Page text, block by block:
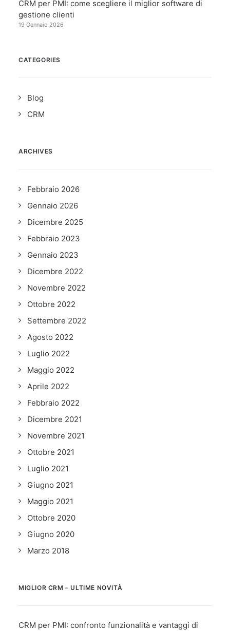
CRM per PMI: come scegliere il miglior software di
gestione clienti
19 Gennaio 2026
CATEGORIES
Blog
CRM
ARCHIVES
Febbraio 2026
Gennaio 2026
Dicembre 2025
Febbraio 2023
Gennaio 2023
Dicembre 2022
Novembre 2022
Ottobre 2022
Settembre 2022
Agosto 2022
Luglio 2022
Maggio 2022
Aprile 2022
Febbraio 2022
Dicembre 2021
Novembre 2021
Ottobre 2021
Luglio 2021
Giugno 2021
Maggio 2021
Ottobre 2020
Giugno 2020
Marzo 2018
MIGLIOR CRM – ULTIME NOVITÀ
CRM per PMI: confronto funzionalità e vantaggi di